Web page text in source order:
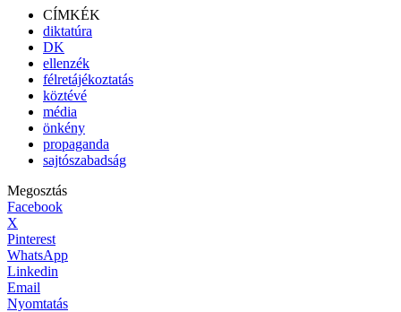
CÍMKÉK
diktatúra
DK
ellenzék
félretájékoztatás
köztévé
média
önkény
propaganda
sajtószabadság
Megosztás
Facebook
X
Pinterest
WhatsApp
Linkedin
Email
Nyomtatás